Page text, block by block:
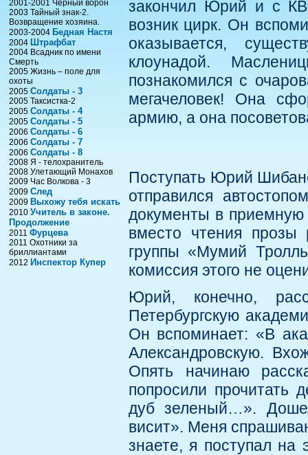
2001-2001 Черный ворон
2003 Тайный знак-2.
Возвращение хозяина.
2003-2004 Бедная Настя
2004 Штрафбат
2004 Всадник по имени
Смерть
2005 Жизнь – поле для
охоты
2005 Солдаты - 3
2005 Таксистка-2
2005 Солдаты - 4
2005 Солдаты - 5
2006 Солдаты - 6
2006 Солдаты - 7
2006 Солдаты - 8
2008 Я - телохранитель
2008 Улетающий Монахов
2009 Час Волкова - 3
2009 След
2009 Выхожу тебя искать
2010 Учитель в законе.
Продолжение
2011 Фурцева
2011 Охотники за
бриллиантами
2012 Инспектор Купер
закончил Юрий и с
возник цирк. Он
оказывается,
клоунадой.
познакомился с
мегачеловек! Она
армию, а она
Поступать Юрий
отправился
документы в
вместо чтения прозы
группы «Мумий
комиссия этого не
Юрий, конечно,
Петербургскую
Он вспоминает: «В
Александровскую.
Опять начинаю
попросили прочитать
дуб зеленый…».
висит». Меня
знаете, я поступал на